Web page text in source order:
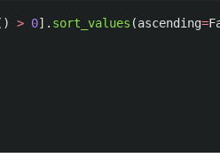
> 0]. sort_values (ascending=